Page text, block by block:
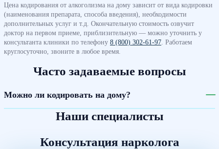
Цена кодирования от алкоголизма на дому зависит от вида кодировки
(наименования препарата, способа введения), необходимости
дополнительных услуг и т.д. Окончательную стоимость озвучит
доктор на первом приеме, приблизительную — можно уточнить у
консультанта клиники по телефону 8 (800) 302-61-97 . Работаем
круглосуточно, звоните в любое время.
Часто задаваемые вопросы
Можно ли кодировать на дому?
Наши специалисты
Консультация нарколога